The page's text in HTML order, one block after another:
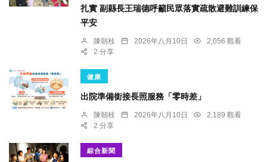
扎實 副縣長王瑞德呼籲民眾落實疏散避難訓練保
平安
陳朝枝 2026年八月10日
2,056 觀看
2 分享
健康
出院準備銜接長照服務「零時差」
陳朝枝 2026年八月10日
2,189 觀看
2 分享
綜合新聞